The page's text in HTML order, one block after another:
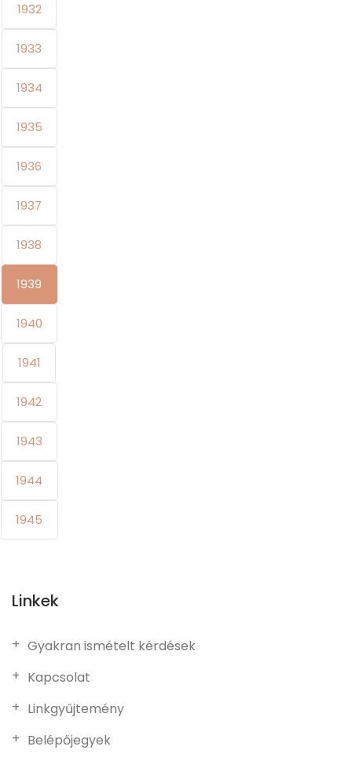
1932
1933
1934
1935
1936
1937
1938
1939
1940
1941
1942
1943
1944
1945
Linkek
Gyakran ismételt kérdések
Kapcsolat
Linkgyűjtemény
Belépőjegyek